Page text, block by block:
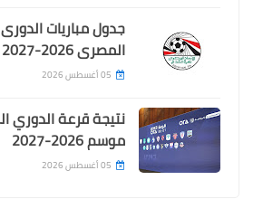
قناة الوطنية التونسية الاولى
nationale1 بث مباشر
arabic tv
جدول مباريات الدورى
المصرى 2026-2027
05 أغسطس 2026
نتيجة قرعة الدوري
موسم 2026-2027
05 أغسطس 2026